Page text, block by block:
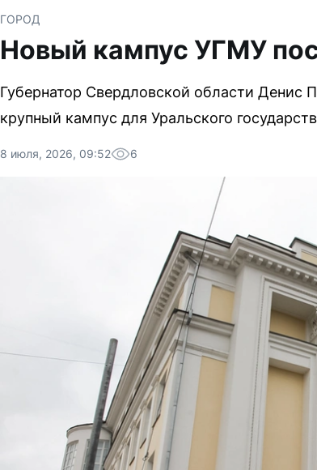
ГОРОД
Новый кампус УГМУ
Губернатор Свердловской области Денис
крупный кампус для Уральского
8 июля, 2026, 09:52 6